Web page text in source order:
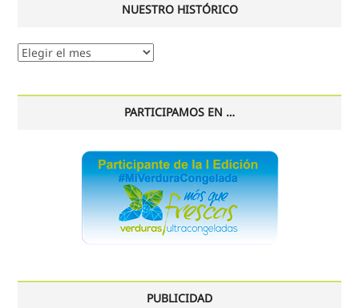
NUESTRO HISTÓRICO
Nuestro
PARTICIPAMOS EN …
PUBLICIDAD